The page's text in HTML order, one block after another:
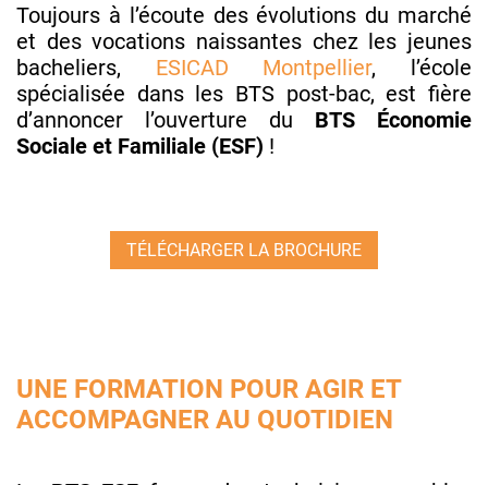
Toujours à l’écoute des évolutions du marché
et des vocations naissantes chez les jeunes
bacheliers, ESICAD Montpellier, l’école
spécialisée dans les BTS post-bac, est fière
d’annoncer l’ouverture du BTS Économie
Sociale et Familiale (ESF) !
TÉLÉCHARGER LA BROCHURE
UNE FORMATION POUR AGIR ET
ACCOMPAGNER AU QUOTIDIEN